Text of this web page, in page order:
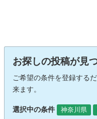
お探しの投稿が見
ご希望の条件を登録する
来ます。
選択中の条件 神奈川県